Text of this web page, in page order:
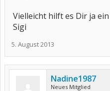
Vielleicht hilft es Dir ja
Sigi
5. August 2013
Nadine1987
Neues Mitglied